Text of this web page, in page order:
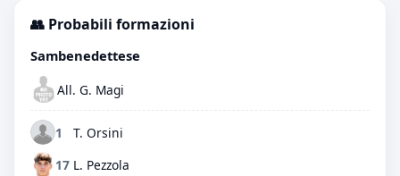
👥 Probabili formazioni
Sambenedettese
All. G. Magi
1
T. Orsini
17 L. Pezzola